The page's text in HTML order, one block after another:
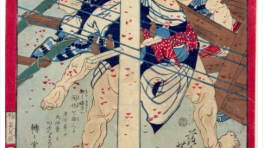
画
か
ら
学
ん
だ
光
と
影
の